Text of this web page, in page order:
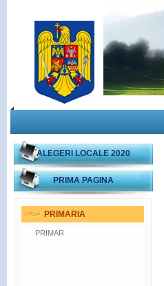
ALEGERI LOCALE 2020
PRIMA PAGINA
PRIMARIA
PRIMAR